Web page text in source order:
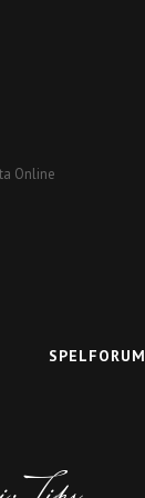
Online
SPELFORUM